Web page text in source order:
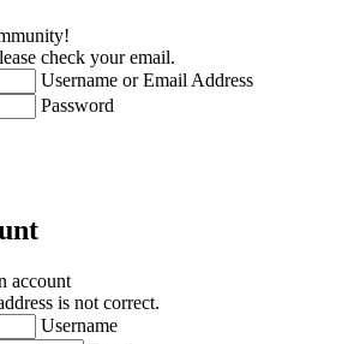
check your email.
Username or Email Address
Password
account
is not correct.
Username